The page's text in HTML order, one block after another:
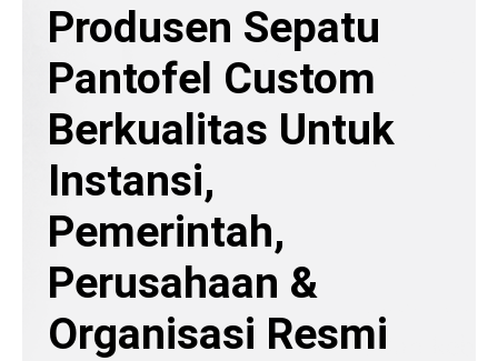
Produsen Sepatu
Pantofel Custom
Berkualitas Untuk
Instansi,
Pemerintah,
Perusahaan &
Organisasi Resmi